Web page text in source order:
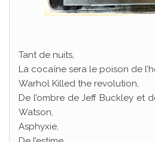
Tant de nuits,
La cocaïne sera le poison de
Warhol Killed the revolution,
De l’ombre de Jeff Buckley et
Watson,
Asphyxie,